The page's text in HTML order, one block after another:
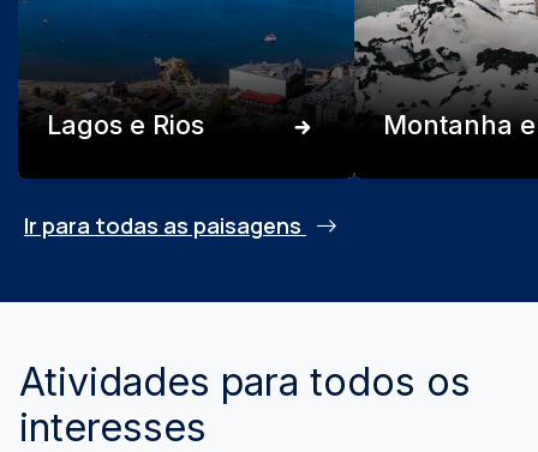
Lagos e Rios Montanha
Ir para todas as paisagens
Atividades para todos os
interesses